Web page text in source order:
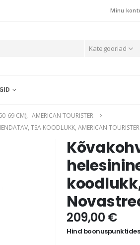
Minu
Kategooriad
69 CM), AMERICAN TOURISTER
TSA KOODLUKK, AMERICAN
209,00 €
Hind